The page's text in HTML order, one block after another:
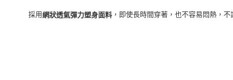
採用網狀透氣彈力塑身面料，即使長時間穿著，也不容易悶熱，不